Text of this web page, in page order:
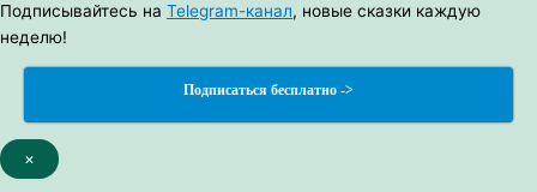
Подписывайтесь на Telegram-канал, новые сказки каждую
неделю!
Подписаться бесплатно ->
×